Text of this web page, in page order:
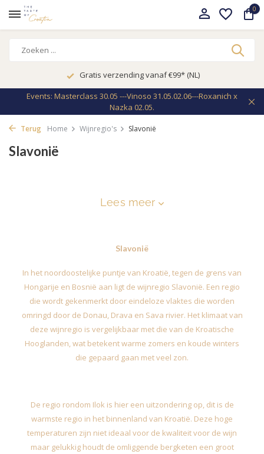
0
Gratis verzending vanaf €99* (NL)
Events: Masterclass 30.05 ---Vinoso 31.05.02.06---Roxanich x
Nazka 02.05.
Terug Home Wijnregio's Slavonië
Slavonië
Lees meer
Slavonië
In het noordoostelijke puntje van Kroatië, tegen de grens van
Hongarije en Bosnië aan ligt de wijnregio Slavonië. Een regio
die wordt gekenmerkt door eindeloze vlaktes die worden
omringd door de Donau, Drava en Sava rivier. Het klimaat van
deze wijnregio is vergelijkbaar met die van de Kroatische
Hooglanden, wat betekent warme zomers en koude winters
die gepaard gaan met veel zon.
De regio rondom Ilok is hier een uitzondering op, dit is de
warmste regio in het binnenland van Kroatië. Deze hoge
temperaturen zijn niet ideaal voor de kwaliteit voor de wijn
maar gelukkig houdt de omliggende bergketen een groot